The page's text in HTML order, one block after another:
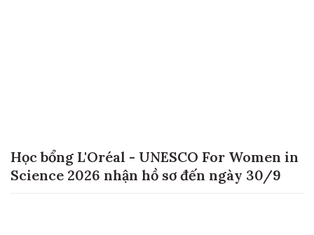
Học bổng L'Oréal - UNESCO For Women in
Science 2026 nhận hồ sơ đến ngày 30/9